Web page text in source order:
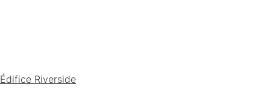
Édifice Riverside